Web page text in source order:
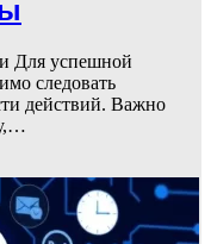
Для успешной
следовать
действий. Важно